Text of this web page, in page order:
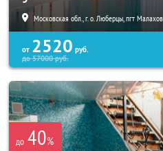
Московская обл., г. о. Люберцы, пгт
от 2520 руб.
до57000руб.
до 40%